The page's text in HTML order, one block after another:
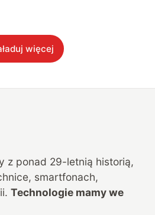
więcej
z ponad 29-letnią historią,
smartfonach,
Technologie mamy we